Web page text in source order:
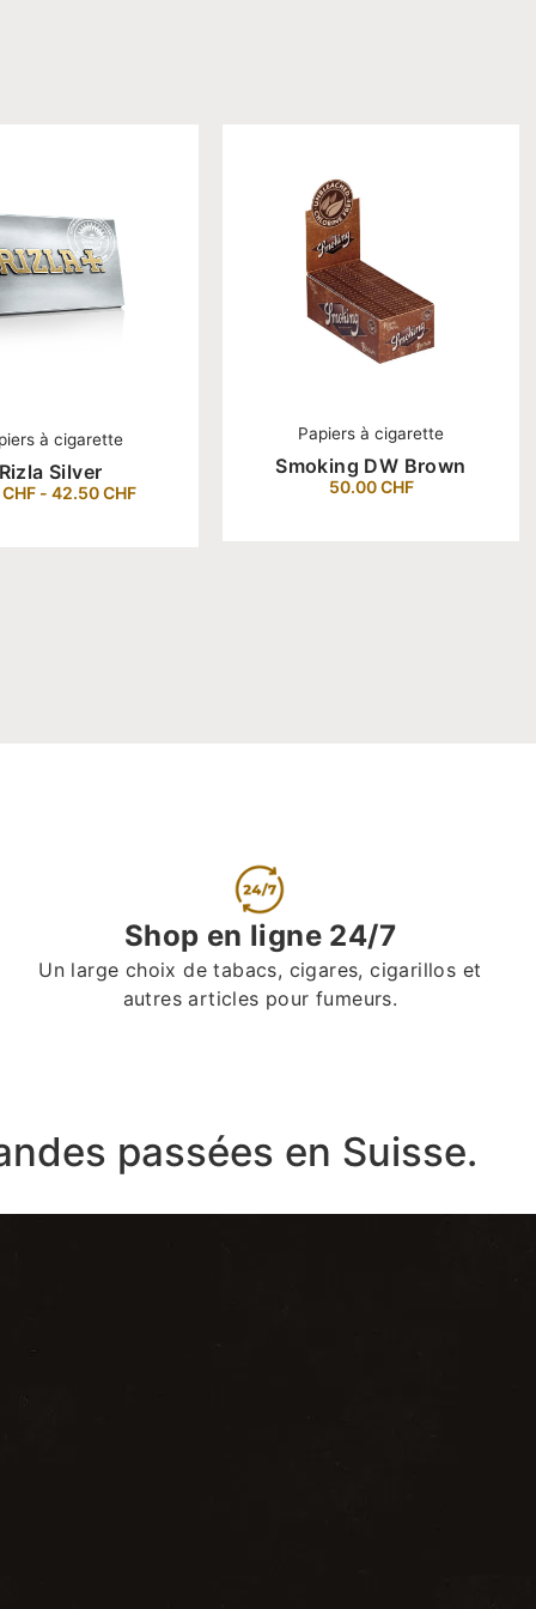
à cigarette
Rizla Silver
CHF- 42.50CHF
Papiers à cigarette
Smoking DW Brown
50.00CHF
Shop en ligne 24/7
Un large choix de tabacs, cigares, cigarillos et
autres articles pour fumeurs.
passées en Suisse.